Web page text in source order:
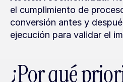
el cumplimiento de
conversión antes y
ejecución para validar el
¿Por qué